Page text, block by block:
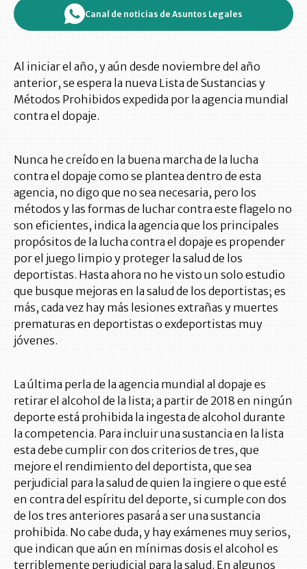
Canal de noticias de Asuntos Legales
Al iniciar el año, y aún desde noviembre del año
anterior, se espera la nueva Lista de Sustancias y
Métodos Prohibidos expedida por la agencia mundial
contra el dopaje.
Nunca he creído en la buena marcha de la lucha
contra el dopaje como se plantea dentro de esta
agencia, no digo que no sea necesaria, pero los
métodos y las formas de luchar contra este flagelo no
son eficientes, indica la agencia que los principales
propósitos de la lucha contra el dopaje es propender
por el juego limpio y proteger la salud de los
deportistas. Hasta ahora no he visto un solo estudio
que busque mejoras en la salud de los deportistas; es
más, cada vez hay más lesiones extrañas y muertes
prematuras en deportistas o exdeportistas muy
jóvenes.
La última perla de la agencia mundial al dopaje es
retirar el alcohol de la lista; a partir de 2018 en ningún
deporte está prohibida la ingesta de alcohol durante
la competencia. Para incluir una sustancia en la lista
esta debe cumplir con dos criterios de tres, que
mejore el rendimiento del deportista, que sea
perjudicial para la salud de quien la ingiere o que esté
en contra del espíritu del deporte, si cumple con dos
de los tres anteriores pasará a ser una sustancia
prohibida. No cabe duda, y hay exámenes muy serios,
que indican que aún en mínimas dosis el alcohol es
terriblemente perjudicial para la salud. En algunos